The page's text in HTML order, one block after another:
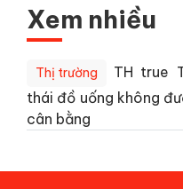
Xem nhiều
Thị trường
TH true
thái đồ uống không
cân bằng